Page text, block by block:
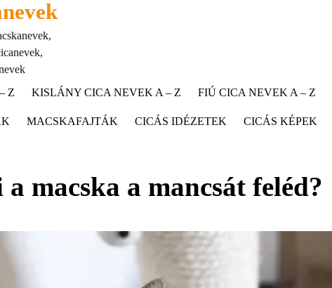
Z
KISLÁNY CICA NEVEK A – Z FIÚ CICA NEVEK A – Z
MACSKAFAJTÁK CICÁS IDÉZETEK CICÁS KÉPEK
macska a mancsát feléd?